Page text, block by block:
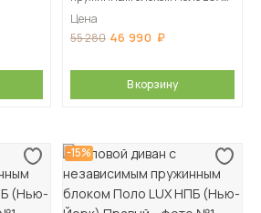
Цена
55 280 46 990
В корзину
-15%